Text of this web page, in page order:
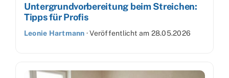
Untergrundvorbereitung beim Streichen:
Tipps für Profis
Leonie Hartmann ·Veröffentlicht am 28.05.2026